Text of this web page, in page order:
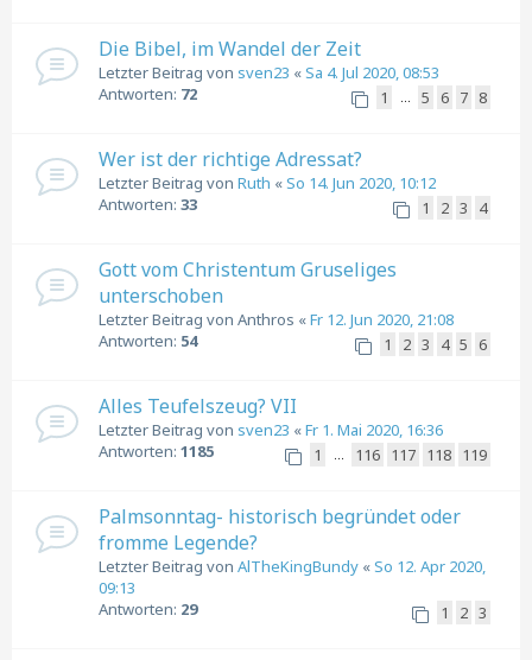
Die Bibel, im Wandel der Zeit
Letzter Beitrag von sven23 «Sa 4. Jul 2020, 08:53
Antworten: 72 1 … 5 6 7 8
Wer ist der richtige Adressat?
Letzter Beitrag von Ruth «So 14. Jun 2020, 10:12
Antworten: 33 1 2 3 4
Gott vom Christentum Gruseliges
unterschoben
Letzter Beitrag von Anthros «Fr 12. Jun 2020, 21:08
Antworten: 54 1 2 3 4 5 6
Alles Teufelszeug? VII
Letzter Beitrag von sven23 «Fr 1. Mai 2020, 16:36
Antworten: 1185 1 … 116 117 118 119
Palmsonntag- historisch begründet oder
fromme Legende?
Letzter Beitrag von AlTheKingBundy «So 12. Apr 2020,
09:13
Antworten: 29 1 2 3